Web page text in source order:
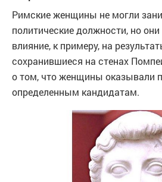
Римские женщины не могли
политические должности, но
влияние, к примеру, на
сохранившиеся на стенах
о том, что женщины оказывали
определенным кандидатам.